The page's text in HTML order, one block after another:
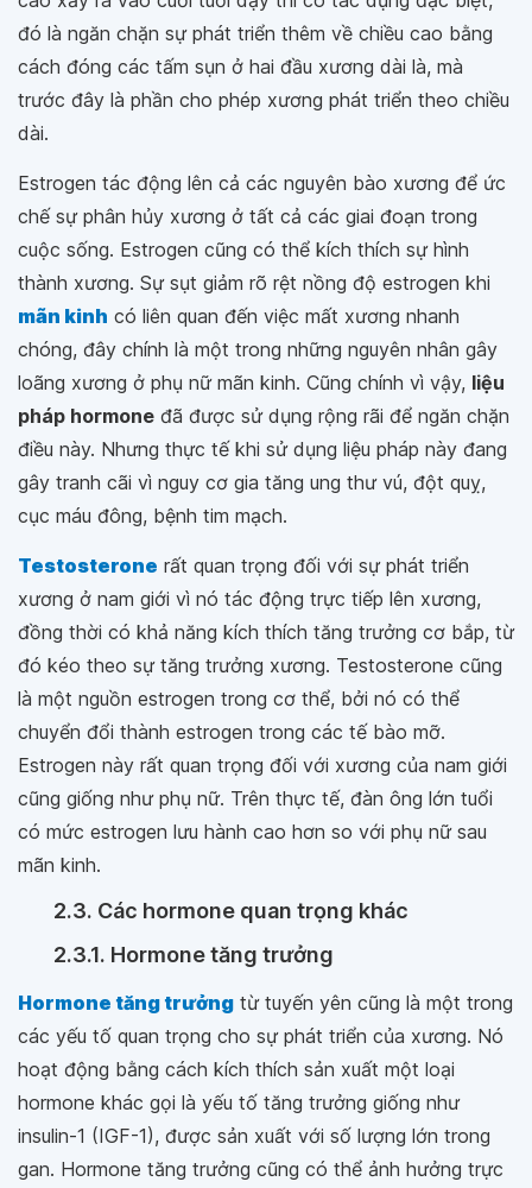
đó là ngăn chặn sự phát triển thêm về chiều cao bằng
cách đóng các tấm sụn ở hai đầu xương dài là, mà
trước đây là phần cho phép xương phát triển theo chiều
dài.
Estrogen tác động lên cả các nguyên bào xương để ức
chế sự phân hủy xương ở tất cả các giai đoạn trong
cuộc sống. Estrogen cũng có thể kích thích sự hình
thành xương. Sự sụt giảm rõ rệt nồng độ estrogen khi
mãn kinh có liên quan đến việc mất xương nhanh
chóng, đây chính là một trong những nguyên nhân gây
loãng xương ở phụ nữ mãn kinh. Cũng chính vì vậy, liệu
pháp hormone đã được sử dụng rộng rãi để ngăn chặn
điều này. Nhưng thực tế khi sử dụng liệu pháp này đang
gây tranh cãi vì nguy cơ gia tăng ung thư vú, đột quỵ,
cục máu đông, bệnh tim mạch.
Testosterone rất quan trọng đối với sự phát triển
xương ở nam giới vì nó tác động trực tiếp lên xương,
đồng thời có khả năng kích thích tăng trưởng cơ bắp, từ
đó kéo theo sự tăng trưởng xương. Testosterone cũng
là một nguồn estrogen trong cơ thể, bởi nó có thể
chuyển đổi thành estrogen trong các tế bào mỡ.
Estrogen này rất quan trọng đối với xương của nam giới
cũng giống như phụ nữ. Trên thực tế, đàn ông lớn tuổi
có mức estrogen lưu hành cao hơn so với phụ nữ sau
mãn kinh.
2.3. Các hormone quan trọng khác
2.3.1. Hormone tăng trưởng
Hormone tăng trưởng từ tuyến yên cũng là một trong
các yếu tố quan trọng cho sự phát triển của xương. Nó
hoạt động bằng cách kích thích sản xuất một loại
hormone khác gọi là yếu tố tăng trưởng giống như
insulin-1 (IGF-1), được sản xuất với số lượng lớn trong
gan. Hormone tăng trưởng cũng có thể ảnh hưởng trực